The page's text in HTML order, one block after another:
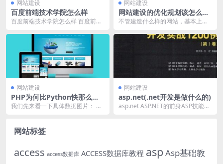
网站建设
百度前端技术学院怎么样
百度前端技术学院怎么样 百度前端
前端技能学习渠道由...
网站建设
网站建设的优化规划该怎么进
行
不管建造什么样的网站，基本上都
能够下降网站的跳出率...
网站建设
PHP为何比Python快那么
多？原因解析
我们先来看一下具体数据图片： 我
网站建设
asp.net(.net开发是做什么的)
asp.net ASP.NET的前身ASP技能，
网站标签
access access数据库 ACCESS数据库教程 asp Asp基础教